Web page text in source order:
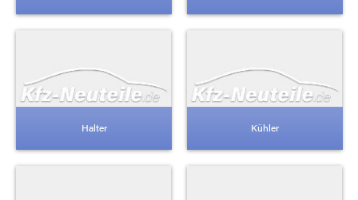
Halter Kühler